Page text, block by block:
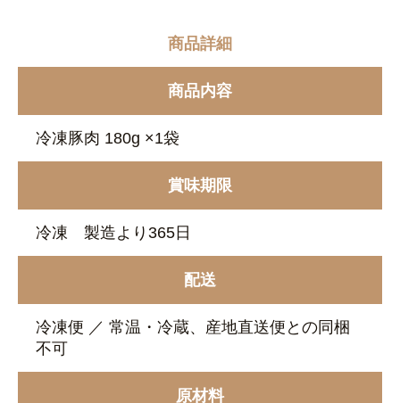
商品詳細
商品内容
冷凍豚肉 180g ×1袋
賞味期限
冷凍 製造より365日
配送
冷凍便 ／ 常温・冷蔵、産地直送便との同梱
不可
原材料